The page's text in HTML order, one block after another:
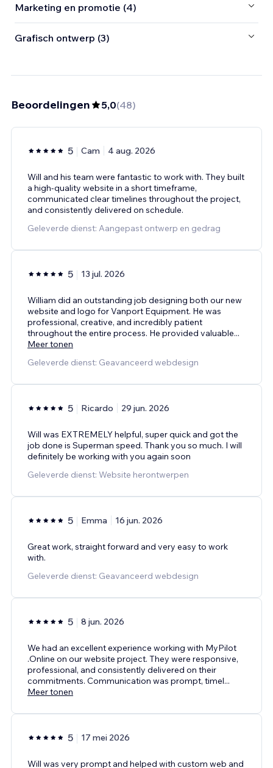
Marketing en promotie (4)
Grafisch ontwerp (3)
Beoordelingen 5,0(48)
5 Cam 4 aug. 2026
Will and his team were fantastic to work with. They built
a high-quality website in a short timeframe,
communicated clear timelines throughout the project,
and consistently delivered on schedule.
Geleverde dienst: Aangepast ontwerp en gedrag
5 13 jul. 2026
William did an outstanding job designing both our new
website and logo for Vanport Equipment. He was
professional, creative, and incredibly patient
throughout the entire process. He provided valuable...
Meer tonen
Geleverde dienst: Geavanceerd webdesign
5 Ricardo 29 jun. 2026
Will was EXTREMELY helpful, super quick and got the
job done is Superman speed. Thank you so much. I will
definitely be working with you again soon
Geleverde dienst: Website herontwerpen
5 Emma 16 jun. 2026
Great work, straight forward and very easy to work
with.
Geleverde dienst: Geavanceerd webdesign
5 8 jun. 2026
We had an excellent experience working with MyPilot
.Online on our website project. They were responsive,
professional, and consistently delivered on their
commitments. Communication was prompt, timel...
Meer tonen
5 17 mei 2026
Will was very prompt and helped with custom web and